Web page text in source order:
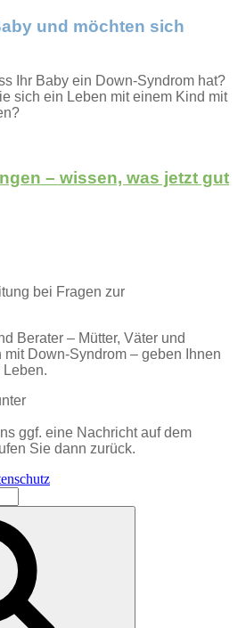
und möchten sich
Ihr Baby ein Down-Syndrom hat?
sich ein Leben mit einem Kind mit
– wissen, was jetzt gut
bei Fragen zur
Berater – Mütter, Väter und
Down-Syndrom – geben Ihnen
Leben.
ggf. eine Nachricht auf dem
Sie dann zurück.